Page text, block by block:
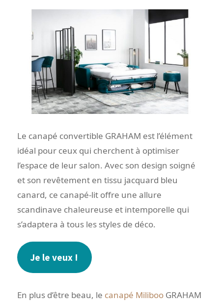
Le canapé convertible GRAHAM est l’élément
idéal pour ceux qui cherchent à optimiser
l’espace de leur salon. Avec son design soigné
et son revêtement en tissu jacquard bleu
canard, ce canapé-lit offre une allure
scandinave chaleureuse et intemporelle qui
s’adaptera à tous les styles de déco.
Je le veux !
En plus d’être beau, le canapé Miliboo GRAHAM